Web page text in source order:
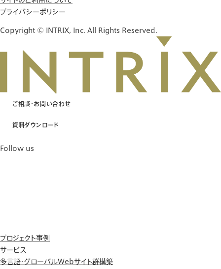
プライバシーポリシー
Copyright © INTRIX, Inc. All Rights Reserved.
ご相談・お問い合わせ
資料ダウンロード
Follow us
プロジェクト事例
サービス
多言語・グローバルWebサイト群構築